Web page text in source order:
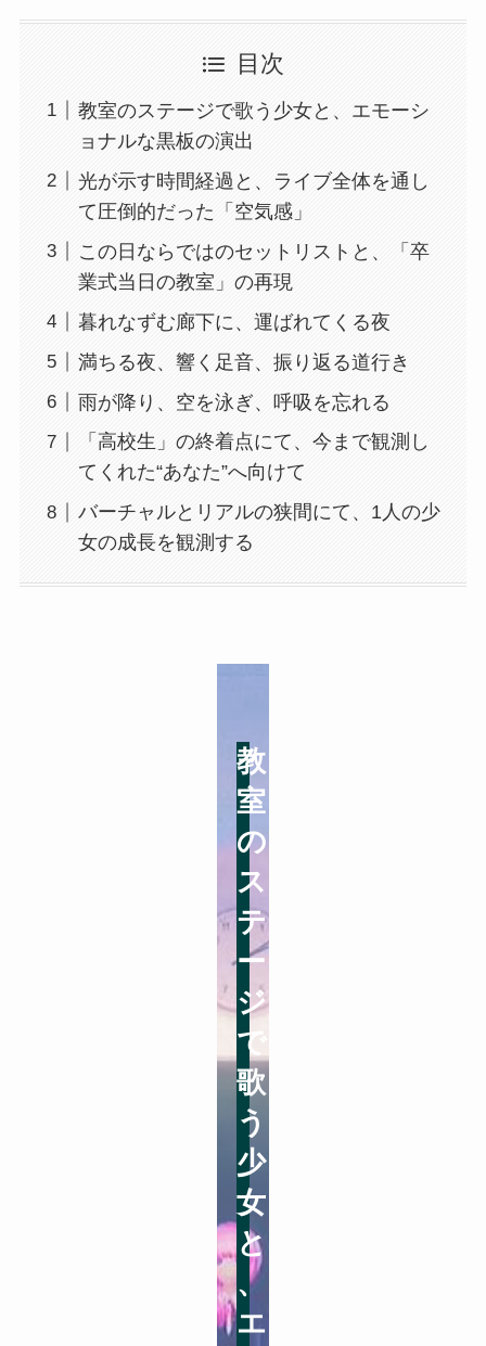
目次
教室のステージで歌う少女と、エモーシ
ョナルな黒板の演出
光が示す時間経過と、ライブ全体を通し
て圧倒的だった「空気感」
この日ならではのセットリストと、「卒
業式当日の教室」の再現
暮れなずむ廊下に、運ばれてくる夜
満ちる夜、響く足音、振り返る道行き
雨が降り、空を泳ぎ、呼吸を忘れる
「高校生」の終着点にて、今まで観測し
てくれた“あなた”へ向けて
バーチャルとリアルの狭間にて、1人の少
女の成長を観測する
教
室
の
ス
テ
ー
ジ
で
歌
う
少
女
と
、
エ